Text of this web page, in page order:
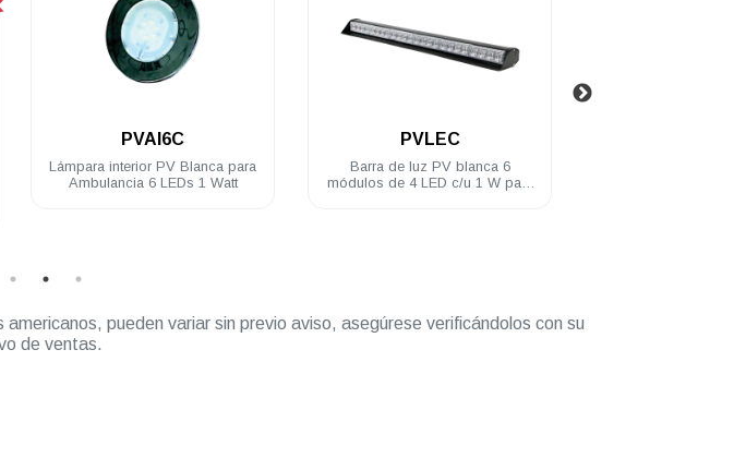
PVAI6C
Lámpara interior PV Blanca para
Ambulancia 6 LEDs 1 Watt
PVLEC
Barra de luz PV blanca 6
módulos de 4 LED c/u 1 W para
pueden variar sin previo aviso, asegúrese verificándolos con su
de ventas.